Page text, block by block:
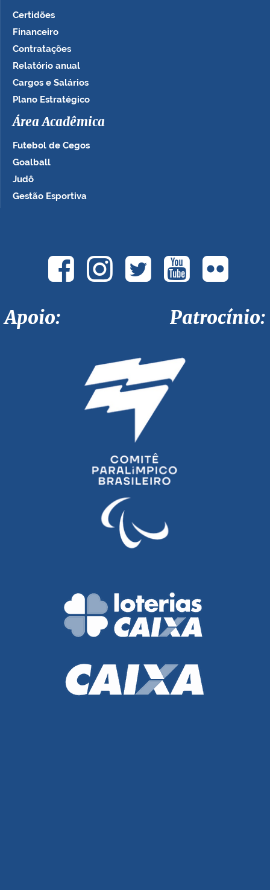
Certidões
Financeiro
Contratações
Relatório anual
Cargos e Salários
Plano Estratégico
Área Acadêmica
Futebol de Cegos
Goalball
Judô
Gestão Esportiva
Apoio: Patrocínio: